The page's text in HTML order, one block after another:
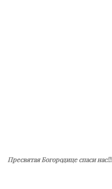
Пресвятая Богородице спаси нас!!!